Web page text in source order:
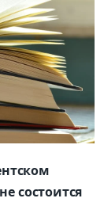
состоится